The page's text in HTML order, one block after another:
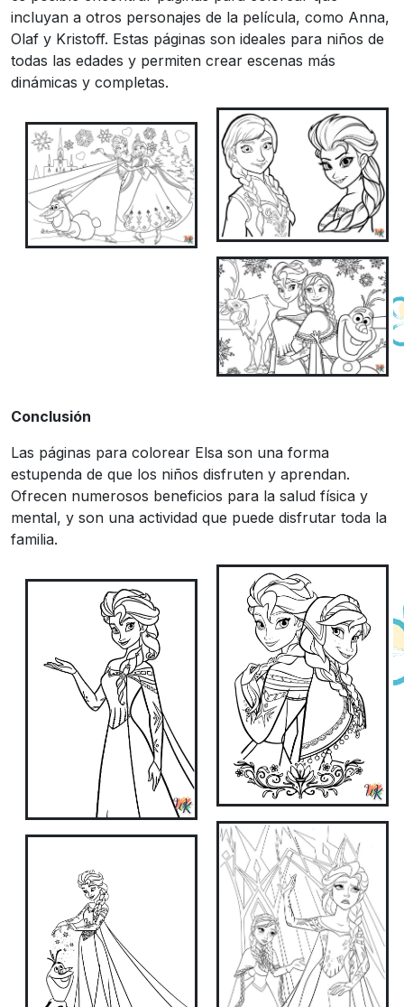
incluyan a otros personajes de la película, como Anna,
Olaf y Kristoff. Estas páginas son ideales para niños de
todas las edades y permiten crear escenas más
dinámicas y completas.
Conclusión
Las páginas para colorear Elsa son una forma
estupenda de que los niños disfruten y aprendan.
Ofrecen numerosos beneficios para la salud física y
mental, y son una actividad que puede disfrutar toda la
familia.